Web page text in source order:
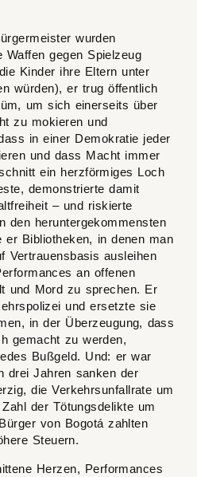
wurden
gegen Spielzeug
Kinder ihre Eltern unter
würden), er trug öffentlich
um sich einerseits über
zu mokieren und
in einer Demokratie jeder
und dass Macht immer
ein herzförmiges Loch
demonstrierte damit
– und riskierte
den heruntergekommensten
er Bibliotheken, in denen man
Vertrauensbasis ausleihen
an offenen
und Mord zu sprechen. Er
und ersetzte sie
in der Überzeugung, dass
gemacht zu werden,
Bußgeld. Und: er war
drei Jahren sanken der
die Verkehrsunfallrate um
der Tötungsdelikte um
von Bogotá zahlten
Steuern.
Herzen, Performances